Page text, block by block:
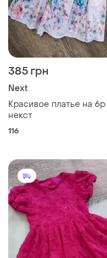
385 грн
Next
Красивое платье на 6р
некст
116